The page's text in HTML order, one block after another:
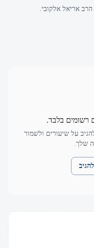
אריאל אלקובי.
רשומים בלבד.
על שיעורים ולשמור
שלך.